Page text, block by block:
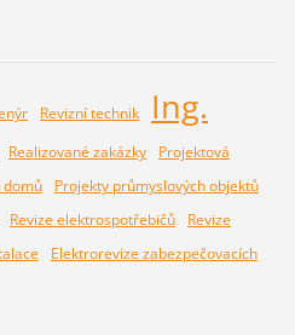
Revizní technik
Ing.
Realizované zakázky
Projektová
domů
Projekty průmyslových objektů
Revize elektrospotřebičů
Revize
Elektrorevize zabezpečovacích